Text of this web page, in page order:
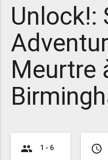
Unlock!:
Meurtre
group 1 - 6 access_time